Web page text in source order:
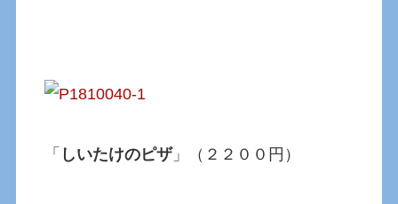
「 しいたけのピザ」（２２００円）